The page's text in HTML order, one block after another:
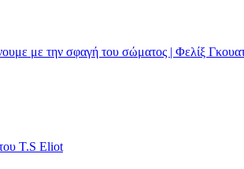
με την σφαγή του σώματος | Φελίξ
T.S Eliot